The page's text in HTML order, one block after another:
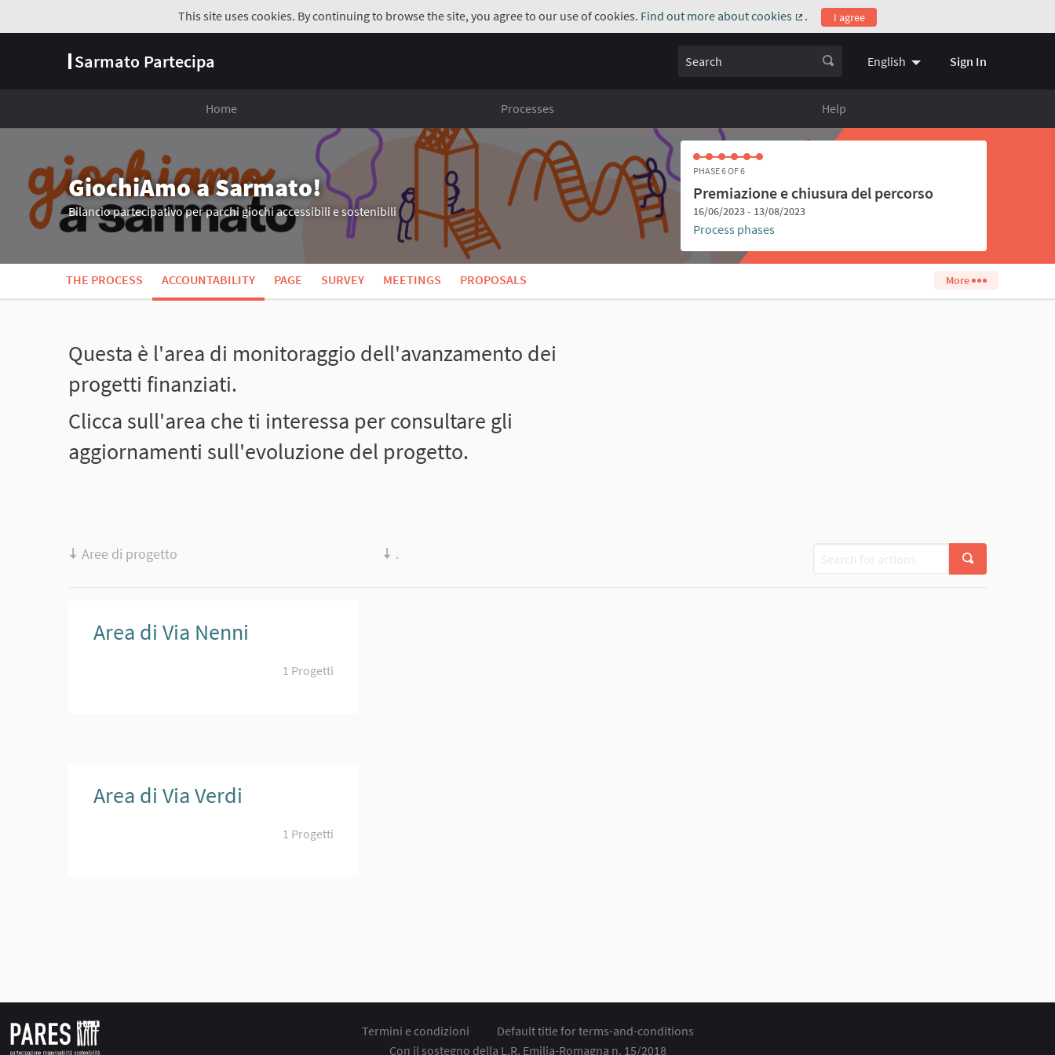
This site uses cookies. By continuing to browse the site, you agree to our use of cookies. Find out more about cookies
(External link)
. I agree
Sarmato Partecipa Search English Choose language
Sign In
Home Processes Help
GiochiAmo a Sarmato!
Bilancio partecipativo per parchi giochi accessibili e sostenibili
PHASE 6 OF 6
Premiazione e chiusura del percorso
16/06/2023 - 13/08/2023
Process phases
THE PROCESS ACCOUNTABILITY PAGE SURVEY MEETINGS PROPOSALS More
Questa è l'area di monitoraggio dell'avanzamento dei
progetti finanziati.
Clicca sull'area che ti interessa per consultare gli
aggiornamenti sull'evoluzione del progetto.
Aree di progetto .
Area di Via Nenni
1 Progetti
Area di Via Verdi
1 Progetti
Termini e condizioni
Default title for terms-and-conditions
Con il sostegno della L.R. Emilia-Romagna n. 15/2018